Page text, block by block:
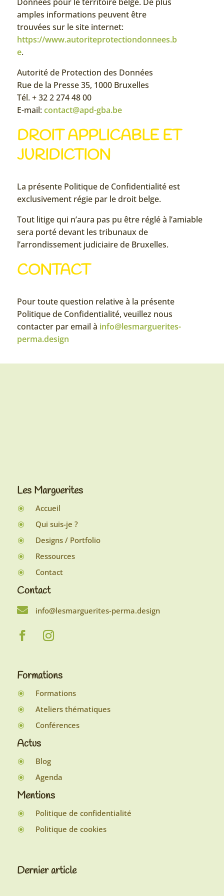
amples informations peuvent être
trouvées sur le site internet:
https://www.autoriteprotectiondonnees.b
e.
Autorité de Protection des Données
Rue de la Presse 35, 1000 Bruxelles
Tél. + 32 2 274 48 00
E-mail: contact@apd-gba.be
DROIT APPLICABLE ET
JURIDICTION
La présente Politique de Confidentialité est
exclusivement régie par le droit belge.
Tout litige qui n’aura pas pu être réglé à l’amiable
sera porté devant les tribunaux de
l’arrondissement judiciaire de Bruxelles.
CONTACT
Pour toute question relative à la présente
Politique de Confidentialité, veuillez nous
contacter par email à info@lesmarguerites-
perma.design
Les Marguerites
\ Accueil
\ Qui suis-je ?
\ Designs / Portfolio
\ Ressources
\ Contact
Contact
 info@lesmarguerites-perma.design
Formations
\ Formations
\ Ateliers thématiques
\ Conférences
Actus
\ Blog
\ Agenda
Mentions
\ Politique de confidentialité
\ Politique de cookies
Dernier article